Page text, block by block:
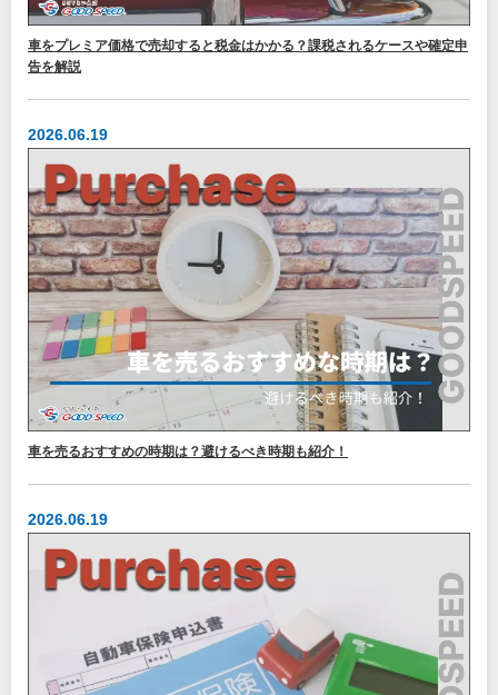
車をプレミア価格で売却すると税金はかかる？課税されるケースや確定申
告を解説
2026.06.19
車を売るおすすめの時期は？避けるべき時期も紹介！
2026.06.19